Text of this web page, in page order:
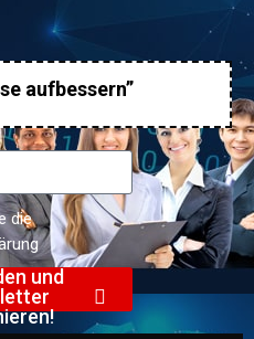
BEITRÄGE
aufbessern”
die
und